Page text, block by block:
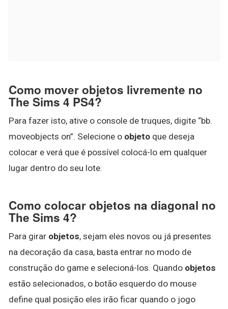
Como mover objetos livremente no
The Sims 4 PS4?
Para fazer isto, ative o console de truques, digite “bb.
moveobjects on”. Selecione o objeto que deseja
colocar e verá que é possível colocá-lo em qualquer
lugar dentro do seu lote.
Como colocar objetos na diagonal no
The Sims 4?
Para girar objetos, sejam eles novos ou já presentes
na decoração da casa, basta entrar no modo de
construção do game e selecioná-los. Quando objetos
estão selecionados, o botão esquerdo do mouse
define qual posição eles irão ficar quando o jogo